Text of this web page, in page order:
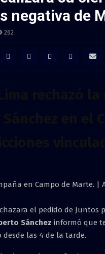
negativa de
262
en Campo de Marte. |
el pedido de Juntos
Sánchez informó que
las 4 de la tarde.